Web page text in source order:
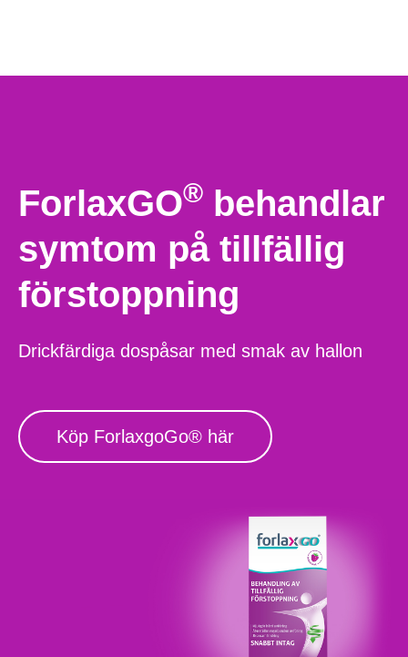
ForlaxGO® behandlar
symtom på tillfällig
förstoppning
Drickfärdiga dospåsar med smak av hallon
Köp ForlaxgoGo® här